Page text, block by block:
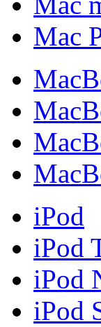
Mac
iPod
iPod
iPod
iPod